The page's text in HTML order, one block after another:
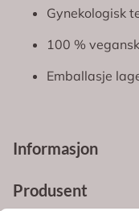
Informasjon
Gynekologisk
100 %
Emballasje
Produsent